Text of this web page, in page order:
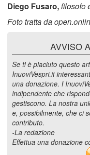
Diego Fusaro,filosofo
Foto tratta da
AVVISO
Se ti è piaciuto questo
InuoviVespri.it
una donazione. I
indipendente che
gestiscono. La nostra
e, possibilmente, che ci
contributo.
-La redazione
Effettua una donazione